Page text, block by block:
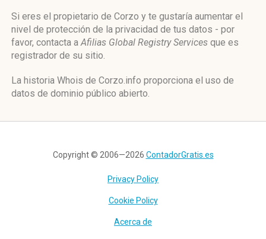
Si eres el propietario de Corzo y te gustaría aumentar el
nivel de protección de la privacidad de tus datos - por
favor, contacta aAfilias Global Registry Services que es
registrador de su sitio.
La historia Whois de Corzo.info proporciona el uso de
datos de dominio público abierto.
Copyright © 2006—2026 ContadorGratis.es
Privacy Policy
Cookie Policy
Acerca de